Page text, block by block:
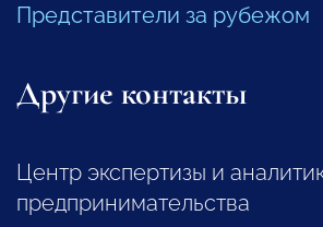
Представители за рубежом
Другие контакты
Центр экспертизы и
предпринимательства